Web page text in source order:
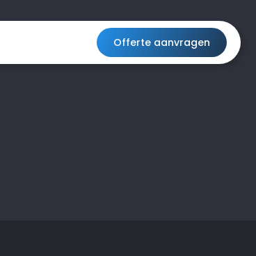
Offerte aanvragen